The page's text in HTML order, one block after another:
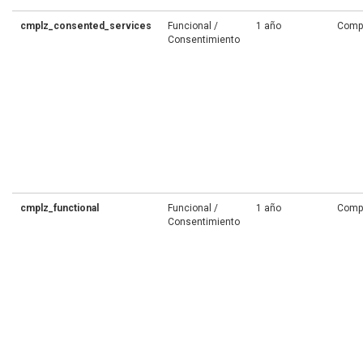
cmplz_consented_services
Funcional /
Consentimiento
1 año
cmplz_functional
Funcional /
Consentimiento
1 año